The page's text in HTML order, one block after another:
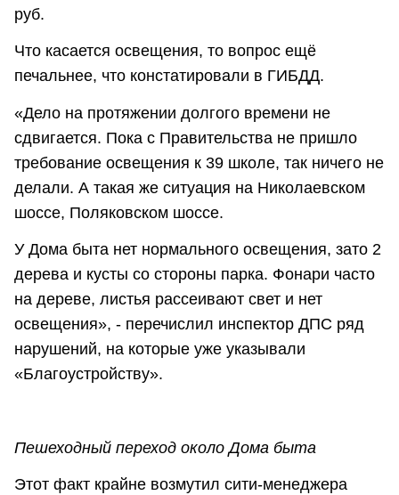
руб.
Что касается освещения, то вопрос ещё
печальнее, что констатировали в ГИБДД.
«Дело на протяжении долгого времени не
сдвигается. Пока с Правительства не пришло
требование освещения к 39 школе, так ничего не
делали. А такая же ситуация на Николаевском
шоссе, Поляковском шоссе.
У Дома быта нет нормального освещения, зато 2
дерева и кусты со стороны парка. Фонари часто
на дереве, листья рассеивают свет и нет
освещения», - перечислил инспектор ДПС ряд
нарушений, на которые уже указывали
«Благоустройству».
Пешеходный переход около Дома быта
Этот факт крайне возмутил сити-менеджера